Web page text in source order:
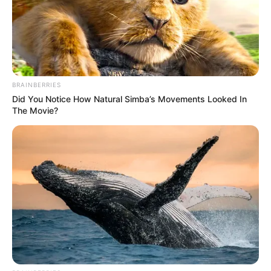
-ad5
BRAINBERRIES
Did You Notice How Natural Simba’s Movements Looked In
The Movie?